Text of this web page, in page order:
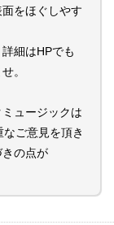
をほぐしやす
細はHPでも
。
ュージックは
ご意見を頂き
の点が